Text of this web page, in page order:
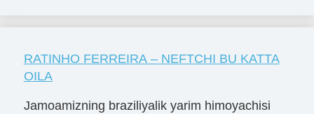
RATINHO FERREIRA – NEFTCHI BU KATTA
OILA
Jamoamizning braziliyalik yarim himoyachisi